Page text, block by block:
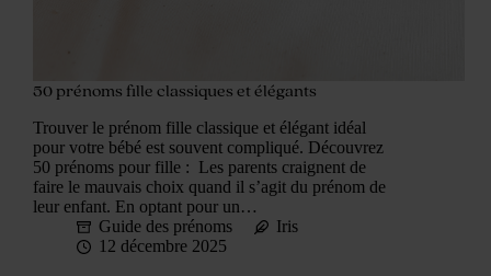
50 prénoms fille classiques et élégants
Trouver le prénom fille classique et élégant idéal
pour votre bébé est souvent compliqué. Découvrez
50 prénoms pour fille : Les parents craignent de
faire le mauvais choix quand il s’agit du prénom de
leur enfant. En optant pour un…
Guide des prénoms
Iris
12 décembre 2025